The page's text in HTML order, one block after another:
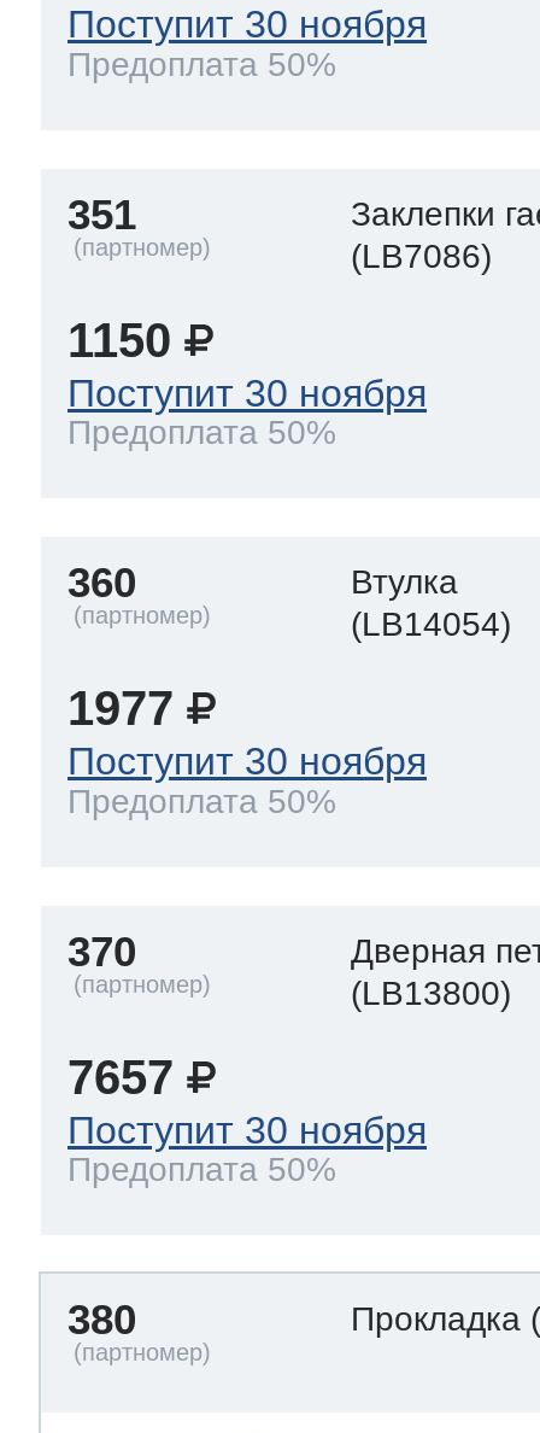
Поступит 30 ноября
Предоплата 50%
351
Заклепки
(LB7086)
1150
Поступит 30 ноября
Предоплата 50%
360
Втулка
(LB14054)
1977
Поступит 30 ноября
Предоплата 50%
370
Дверная
(LB13800)
7657
Поступит 30 ноября
Предоплата 50%
380 Прокладка